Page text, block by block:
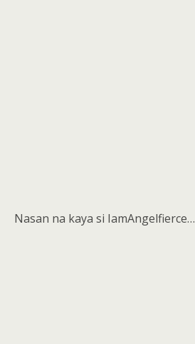
Nasan na kaya si IamAngelfierce…